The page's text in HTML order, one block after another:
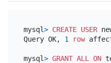
mysql> CREATE USER
Query OK, 1 row
mysql> GRANT ALL ON